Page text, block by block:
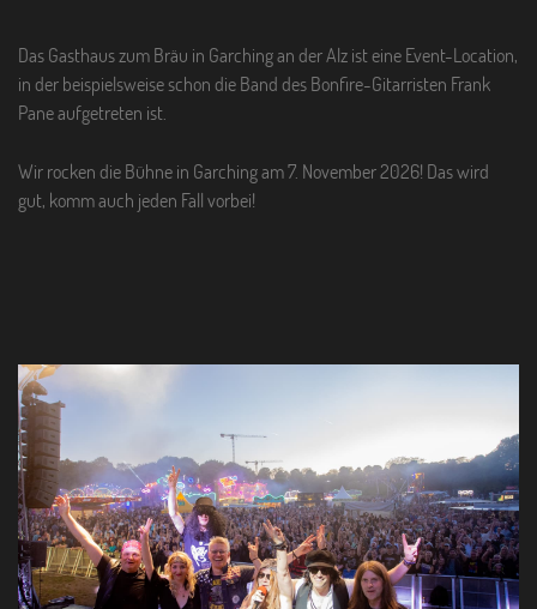
Das Gasthaus zum Bräu in Garching an der Alz ist eine Event-Location,
in der beispielsweise schon die Band des Bonfire-Gitarristen Frank
Pane aufgetreten ist.
Wir rocken die Bühne in Garching am 7. November 2026! Das wird
gut, komm auch jeden Fall vorbei!